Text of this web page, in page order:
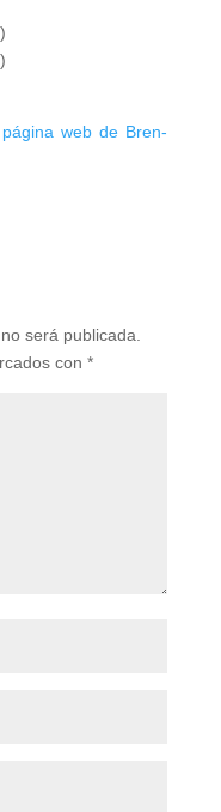
página web de Bren-
será publicada.
con *